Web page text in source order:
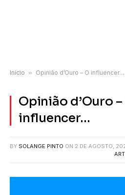
Início » Opinião d’Ouro – O influencer…
Opinião d’Ouro –
influencer…
BY SOLANGE PINTO ON 2 DE AGOSTO,